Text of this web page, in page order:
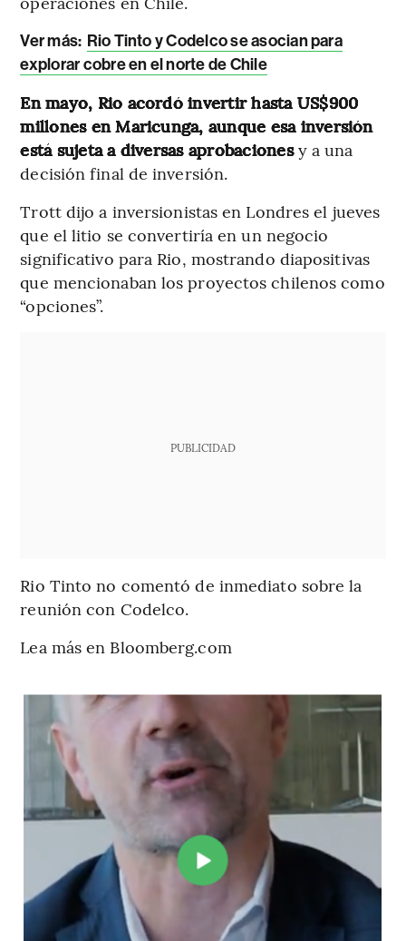
Ver más: Rio Tinto y Codelco se asocian para
explorar cobre en el norte de Chile
En mayo, Rio acordó invertir hasta US$900
millones en Maricunga, aunque esa inversión
está sujeta a diversas aprobacionesy a una
decisión final de inversión.
Trott dijo a inversionistas en Londres el jueves
que el litio se convertiría en un negocio
significativo para Rio, mostrando diapositivas
que mencionaban los proyectos chilenos como
“opciones”.
PUBLICIDAD
Rio Tinto no comentó de inmediato sobre la
reunión con Codelco.
Lea más en Bloomberg.com